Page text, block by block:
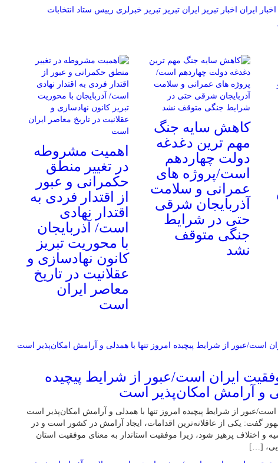
اخبار ایران اخبار تبریز ایران تبریز تبریز خبرلری رییس ستاد انتخابات
کاهش سایه جنگ
مهم ‌ترین دغدغه
دولت چهاردهم
است/پروژه ‌های
عمرانی و سلامت
آذربایجان شرقی
حتی در شرایط
جنگی متوقف
نشد
اهمیت مشروطه
در تغییر منطق
حکمرانی و عبور
از اقتدار فردی به
اقتدار نهادی
است/ آذربایجان
با محوریت تبریز
کانون نهادسازی و
عقلانیت در تاریخ
معاصر ایران
است
ایران است/عبور از شرایط پیچیده
و آرامش امکان‌پذیر است
عبور از شرایط پیچیده امروز تنها با همدلی و آرامش امکان‌پذیر است
گفت: یکی از عاقلانه‌ترین اقدامات، ایجاد آرامش در کشور است و در
و اختلاف پرهیز شود، زیرا موفقیت استاندار به معنای موفقیت استان
[…]